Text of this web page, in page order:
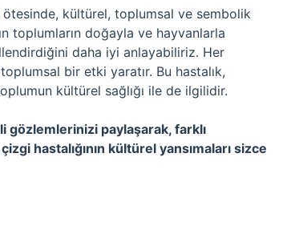
ötesinde, kültürel, toplumsal ve sembolik
toplumların doğayla ve hayvanlarla
daha iyi anlayabiliriz. Her
bir etki yaratır. Bu hastalık,
kültürel sağlığı ile de ilgilidir.
gözlemlerinizi paylaşarak, farklı
hastalığının kültürel yansımaları sizce